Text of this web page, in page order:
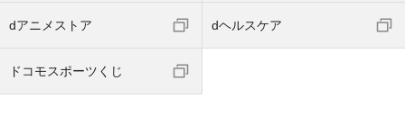
dアニメストア dヘルスケア
ドコモスポーツくじ